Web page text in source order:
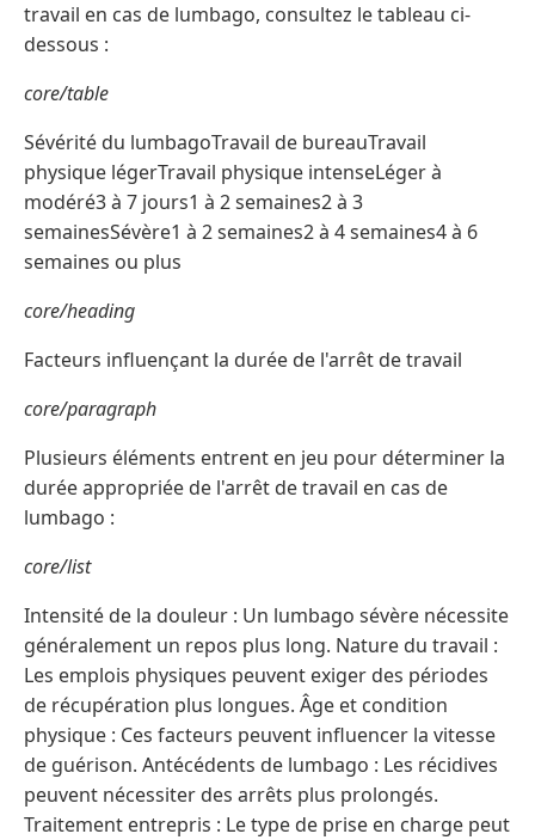
travail en cas de lumbago, consultez le tableau ci-
dessous :
core/table
Sévérité du lumbagoTravail de bureauTravail
physique légerTravail physique intenseLéger à
modéré3 à 7 jours1 à 2 semaines2 à 3
semainesSévère1 à 2 semaines2 à 4 semaines4 à 6
semaines ou plus
core/heading
Facteurs influençant la durée de l'arrêt de travail
core/paragraph
Plusieurs éléments entrent en jeu pour déterminer la
durée appropriée de l'arrêt de travail en cas de
lumbago :
core/list
Intensité de la douleur : Un lumbago sévère nécessite
généralement un repos plus long. Nature du travail :
Les emplois physiques peuvent exiger des périodes
de récupération plus longues. Âge et condition
physique : Ces facteurs peuvent influencer la vitesse
de guérison. Antécédents de lumbago : Les récidives
peuvent nécessiter des arrêts plus prolongés.
Traitement entrepris : Le type de prise en charge peut